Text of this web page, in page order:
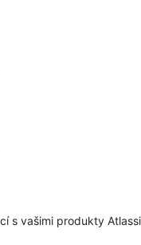
s vašimi produkty